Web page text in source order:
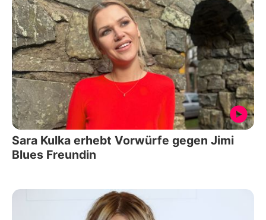
Sara Kulka erhebt Vorwürfe gegen Jimi
Blues Freundin